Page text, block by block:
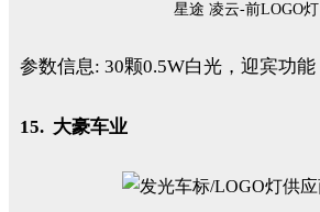
星途 凌云-前LOGO灯
参数信息: 30颗0.5W白光，迎宾功能
15. 大豪车业